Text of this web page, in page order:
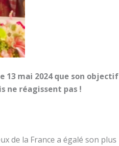
13 mai 2024 que son objectif
ne réagissent pas !
de la France a égalé son plus